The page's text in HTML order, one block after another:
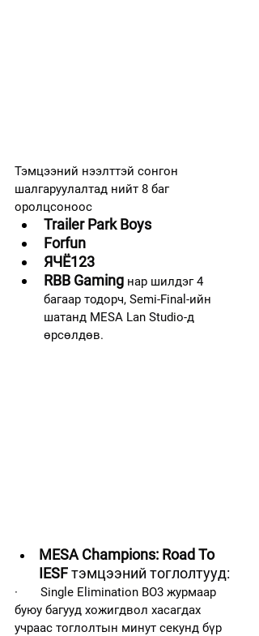
Тэмцээний нээлттэй сонгон
шалгаруулалтад нийт 8 баг
оролцсоноос
Trailer Park Boys
Forfun
ЯЧЁ123
RBB Gaming нар шилдэг 4
багаар тодорч, Semi-Final-ийн
шатанд MESA Lan Studio-д
өрсөлдөв.
MESA Champions: Road To
IESF тэмцээний тоглолтууд:
·       Single Elimination BO3 журмаар
буюу багууд хожигдвол хасагдах
учраас тоглолтын минут секунд бүр